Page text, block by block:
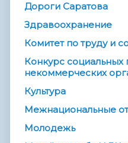
Дороги Саратова
Здравоохранение
Комитет по труду и
Конкурс социальных
некоммерческих
Культура
Межнациональные
Молодежь